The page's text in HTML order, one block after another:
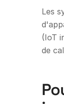
Les
(IoT
de